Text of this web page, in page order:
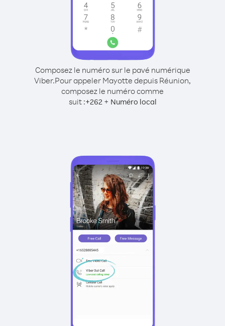
Composez le numéro sur le pavé numérique
Viber.Pour appeler Mayotte depuis Réunion,
composez le numéro comme
suit :+262+ Numéro local